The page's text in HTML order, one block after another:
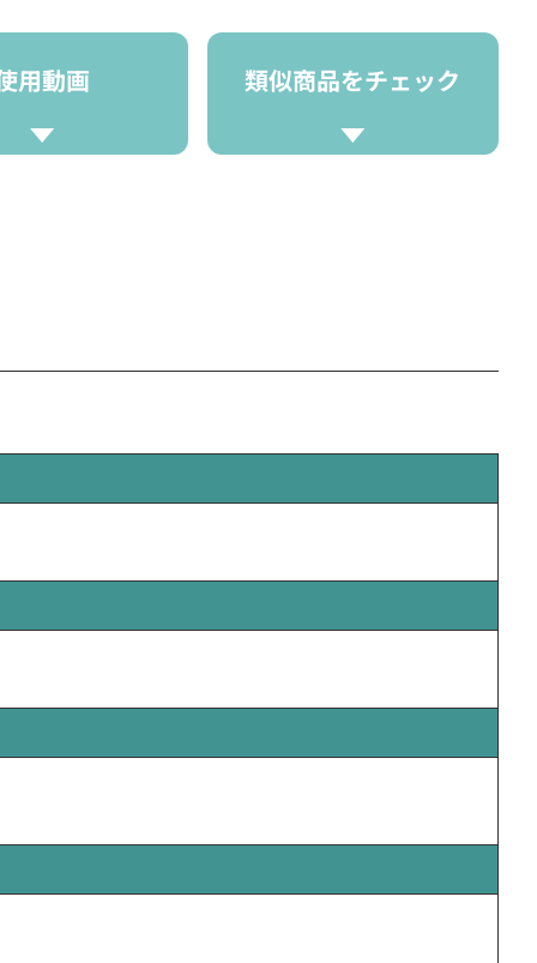
用動画 類似商品をチェック